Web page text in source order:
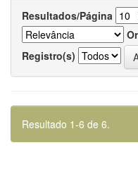
Resultados/Página
Registro(s)
Resultado 1-6 de 6.